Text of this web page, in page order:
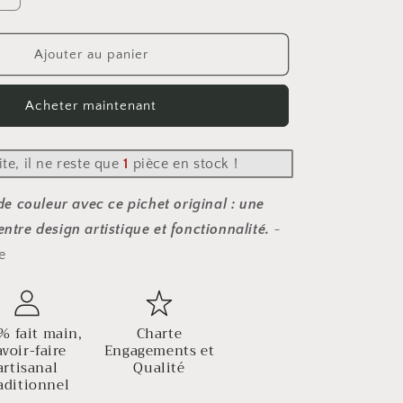
No.1
Ajouter au panier
Acheter maintenant
il ne reste que1 pièce en stock !
couleur avec ce pichet original : une
design artistique et fonctionnalité. ~
fait main,
faire
Charte
Engagements et
Qualité